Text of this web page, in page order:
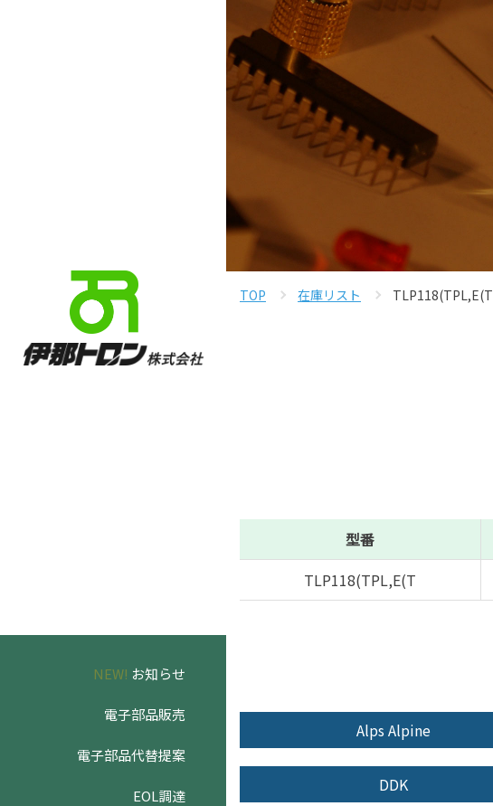
NEW! お知らせ
電子部品販売
電子部品代替提案
EOL調達
TOP 在庫リスト TLP118(TPL,E(T
型番
TLP118(TPL,E(T
Alps Alpine
DDK